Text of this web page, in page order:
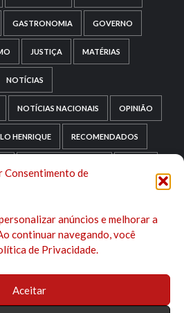
Consentimento de
anúncios e melhorar a
continuar navegando, você
de Privacidade.
Aceitar
GASTRONOMIA GOVERNO
JUSTIÇA MATÉRIAS
NOTÍCIAS
NOTÍCIAS NACIONAIS OPINIÃO
HENRIQUE RECOMENDADOS
TURISMO